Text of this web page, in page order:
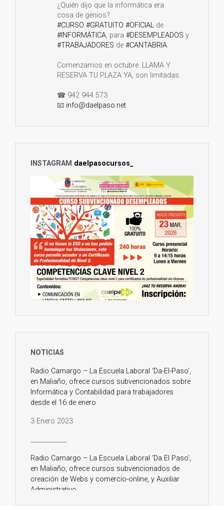
¿Quién dijo que la informática era
cosa de genios?
#CURSO #GRATUITO #OFICIAL de
#INFORMÁTICA, para #DESEMPLEADOS y
#TRABAJADORES de #CANTABRIA.
Comenzamos en octubre. LLAMA Y
RESERVA TU PLAZA YA, son limitadas.
☎ 942 944 573
📧 info@daelpaso.net
informaticos-cantabria-i...
12 Ago 2024
¡Aprovecha esta oportunidad!
#CURSO #GRATUITO #SUBVENCIONADO
de#AUXILIAR #ADMINISTRATIVO, para
#DESEMPLEADOS y #TRABAJADORESde
#CANTABRIA.
Comenzamos en septiembre. LLAMA Y
RESERVA TU PLAZA YA, son limitadas.
☎ 942 944 573
📧info@daelpaso.net
🌐https://daelpaso.net/curso-auxiliar-
administrativo-cantabria...
1 2 Twitter
Feliz Año Nuevo!
Por un 2024 lleno de nuevas esperanzas
y oportunidades.
DA EL PASO a tu futuro con la nueva
programación de cursos gratuitos para
2024 que ya tienes disponible en
18 Ago 2023
#CURSO #GRATUITO
#SUBVENCIONADO
INSTAGRAM daelpasocursos_
NOTICIAS
Radio Camargo – La Escuela Laboral ‘Da-El-Paso’,
en Maliaño, ofrece cursos subvencionados sobre
Informática y Contabilidad para trabajadores
desde el 16 de enero
3 Enero 2023
Radio Camargo – La Escuela Laboral ‘Da El Paso’,
en Maliaño, ofrece cursos subvencionados de
creación de Webs y comercio-online, y Auxiliar
Administrativo